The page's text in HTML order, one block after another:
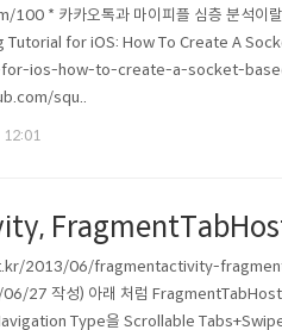
* 카카오톡과 마이피플 심층 분석
Tutorial for iOS: How To Create A
ios-how-to-create-a-socket-
squ..
12:01
FragmentTabHost
2013/06/fragmentactivity-
27 작성) 아래 처럼
Type을 Scrollable